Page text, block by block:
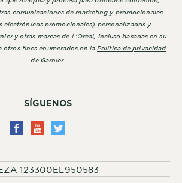
SÍGUENOS
123300EL950583
comunicaciones de marketing y promocionales
electrónicos promocionales) personalizados y
y otras marcas de L'Oreal, incluso basadas en su
otros fines enumerados en laPolítica de privacidad
de Garnier.